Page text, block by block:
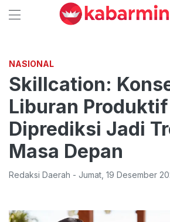
NASIONAL
Skillcation:
Liburan
Diprediksi Jadi
Masa Depan
Redaksi Daerah - Jumat 19 Desember